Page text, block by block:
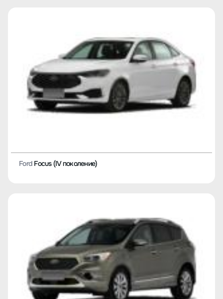
Ford Focus (IV поколение)